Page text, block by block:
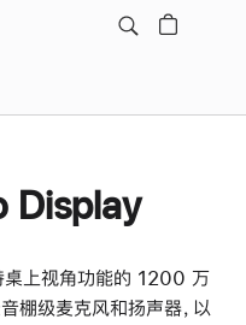
Display
桌上视角功能的 1200 万
级麦克风和扬声器，以